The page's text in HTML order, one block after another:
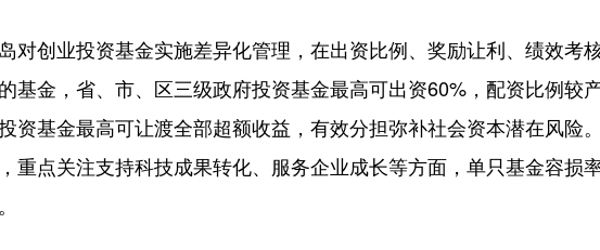
创业投资基金实施差异化管理，在出资比例、奖励让利、绩效考
基金，省、市、区三级政府投资基金最高可出资60%，配资比例较
资基金最高可让渡全部超额收益，有效分担弥补社会资本潜在风险
重点关注支持科技成果转化、服务企业成长等方面，单只基金容损